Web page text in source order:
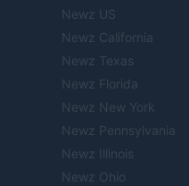
Newz US
Newz California
Newz Texas
Newz Florida
Newz New York
Newz Pennsylvania
Newz Illinois
Newz Ohio